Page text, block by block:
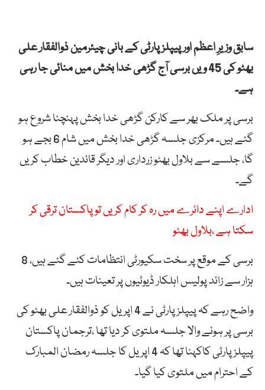
سابق وزیرِ اعظم اور پیپلز پارٹی کے بانی چیئرمین ذوالفقار علی
بھٹو کی 45 ویں برسی آج گڑھی خدا بخش میں منائی جا رہی
ہے۔
برسی پر ملک بھر سے کارکن گڑھی خدا بخش پہنچنا شروع ہو
گئے ہیں۔ مرکزی جلسہ گڑھی خدا بخش میں شام 6 بجے ہو
گا، جلسے سے بلاول بھٹو زرداری اور دیگر قائدین خطاب کریں
گے۔
ادارے اپنے دائرے میں رہ کر کام کریں تو پاکستان ترقی کر
سکتا ہے ،بلاول بھٹو
برسی کے موقع پر سخت سکیورٹی انتظامات کئے گئے ہیں، 8
ہزار سے زائد پولیس اہلکار ڈیوٹیوں پر تعینات ہیں۔
واضح رہے کہ پیپلز پارٹی نے 4 اپریل کو ذوالفقار علی بھٹو کی
برسی پر ہونے والا جلسہ ملتوی کر دیا تھا ،ترجمان پاکستان
پیپلز پارٹی کاکہنا تھا کہ 4 اپریل کا جلسہ رمضان المبارک
کے احترام میں ملتوی کیا گیا۔